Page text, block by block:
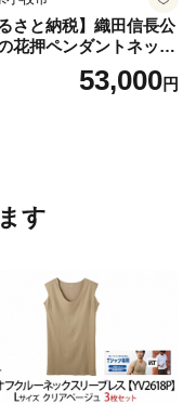
るさと納税】織田信長公
花押ペンダントネック
53,000円
す